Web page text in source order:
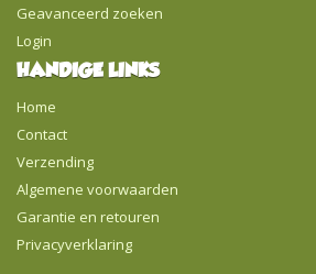
Geavanceerd zoeken
Login
HANDIGE LINKS
Home
Contact
Verzending
Algemene voorwaarden
Garantie en retouren
Privacyverklaring